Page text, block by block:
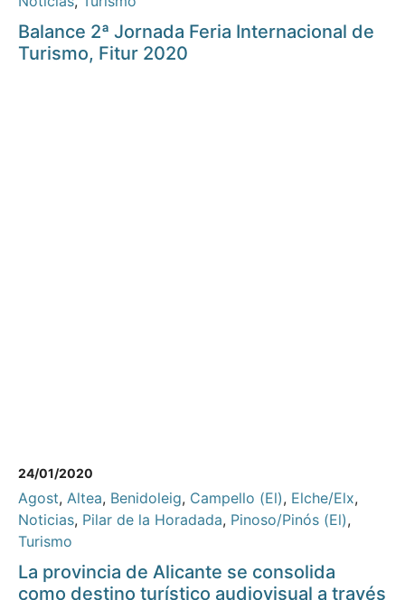
Balance 2ª Jornada Feria Internacional de
Turismo, Fitur 2020
24/01/2020
Agost, Altea, Benidoleig, Campello (El), Elche/Elx,
Noticias, Pilar de la Horadada, Pinoso/Pinós (El),
Turismo
La provincia de Alicante se consolida
como destino turístico audiovisual a través